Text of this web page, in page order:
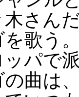
さん
歌う
パで
曲は